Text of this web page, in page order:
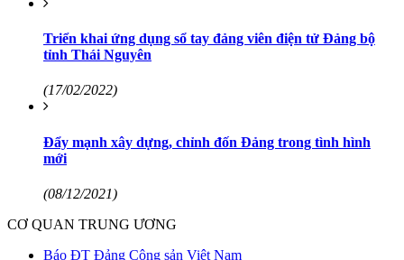
Triển khai ứng dụng sổ tay đảng viên điện tử Đảng bộ
tỉnh Thái Nguyên
(17/02/2022)
Đẩy mạnh xây dựng, chỉnh đốn Đảng trong tình hình
mới
(08/12/2021)
CƠ QUAN TRUNG ƯƠNG
Báo ĐT Đảng Cộng sản Việt Nam